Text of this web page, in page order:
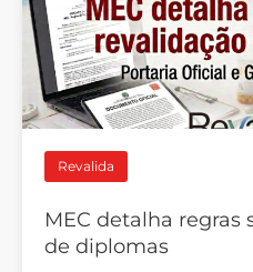
Revalida
MEC detalha regras
de diplomas